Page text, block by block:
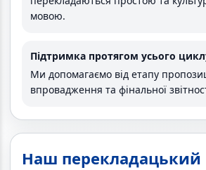
мовою.
Підтримка протягом усього
Ми допомагаємо від етапу
впровадження та фінальної
Наш перекладацький